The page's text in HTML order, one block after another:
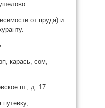
от пруда) и
карась, сом,
ш., д. 17.
путевку,